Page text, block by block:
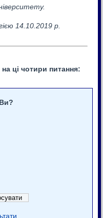
14.10.2019 р.
ці чотири питання: